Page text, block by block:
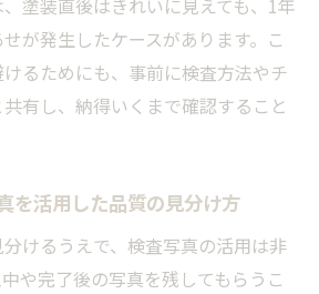
塗装直後はきれいに見えても、1年
が発生したケースがあります。こ
るためにも、事前に検査方法やチ
有し、納得いくまで確認すること
を活用した品質の見分け方
けるうえで、検査写真の活用は非
や完了後の写真を残してもらうこ